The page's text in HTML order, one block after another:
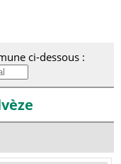
ci-dessous :